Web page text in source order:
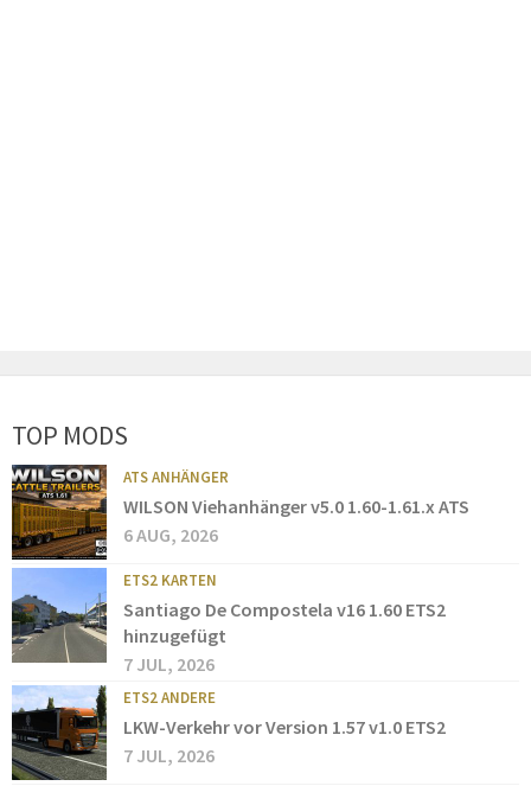
TOP MODS
ATS ANHÄNGER
WILSON Viehanhänger v5.0 1.60-1.61.x ATS
6 AUG, 2026
ETS2 KARTEN
Santiago De Compostela v16 1.60 ETS2
hinzugefügt
7 JUL, 2026
ETS2 ANDERE
LKW-Verkehr vor Version 1.57 v1.0 ETS2
7 JUL, 2026